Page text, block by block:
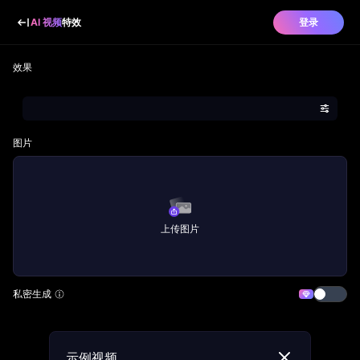
AI 视频特效 登录
效果
图片
上传图片
私密生成